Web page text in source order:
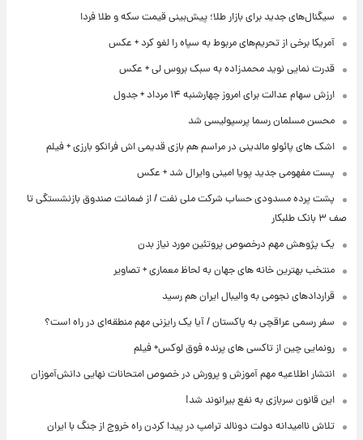
سیگنال‌های جدید برای بازار طلا؛ پیش‌بینی قیمت سکه و طلا فردا
آمریکا برخی از تحریم‌های مربوط به سپاه را لغو کرد + عکس
قدرت نمایی نوید محمدزاده به سبک بروس لی + عکس
ارزش سهام عدالت برای امروز چهارشنبه ۱۴ مرداد + جدول
محسن مسلمان رسما پرسپولیسی شد
اشک های پائولو مالدینی در مراسم هم بازی قدیمی اش فرانکو بارزی + فیلم
پست مفهومی جدید پویا امینی وایرال شد + عکس
پشت پرده‌ مسدودی حساب شرکت ملی نفت / از ضمانت صندوق بازنشستگی تا
صف ۳ بانک طلبکار
یک پژوهش مهم درخصوص پروتئین مورد نیاز بدن
منتخب بهترین خانه های جهان به لحاظ معماری + تصاویر
قراردادهای نجومی به والیبال ایران هم رسید
سفر رسمی عراقچی به پاکستان / آیا یک رایزنی مهم منطقه‌ای در راه است؟
رونمایی چین از تاکسی های پرنده فوق لوکس+ فیلم
انتشار اطلاعیه مهم آموزش و پرورش در خصوص امتحانات نهایی دانش‌آموزان
این قانون سربازی به نفع بیرانوند شد!
تلاش ناامیدانه‌ دولت دونالد ترامپ در پیدا کردن راه خروج از جنگ با ایران